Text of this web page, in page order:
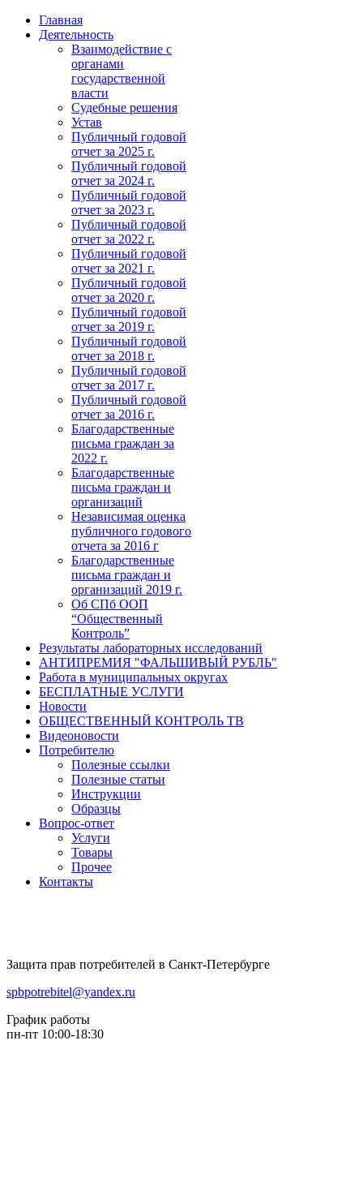
Главная
Деятельность
Взаимодействие с
органами
государственной
власти
Судебные решения
Устав
Публичный годовой
отчет за 2025 г.
Публичный годовой
отчет за 2024 г.
Публичный годовой
отчет за 2023 г.
Публичный годовой
отчет за 2022 г.
Публичный годовой
отчет за 2021 г.
Публичный годовой
отчет за 2020 г.
Публичный годовой
отчет за 2019 г.
Публичный годовой
отчет за 2018 г.
Публичный годовой
отчет за 2017 г.
Публичный годовой
отчет за 2016 г.
Благодарственные
письма граждан за
2022 г.
Благодарственные
письма граждан и
организаций
Независимая оценка
публичного годового
отчета за 2016 г
Благодарственные
письма граждан и
организаций 2019 г.
Об СПб ООП
“Общественный
Контроль”
Результаты лабораторных исследований
АНТИПРЕМИЯ "ФАЛЬШИВЫЙ РУБЛЬ"
Работа в муниципальных округах
БЕСПЛАТНЫЕ УСЛУГИ
Новости
ОБЩЕСТВЕННЫЙ КОНТРОЛЬ ТВ
Видеоновости
Потребителю
Полезные ссылки
Полезные статьи
Инструкции
Образцы
Вопрос-ответ
Услуги
Товары
Прочее
Контакты
Защита прав потребителей в Санкт-Петербурге
spbpotrebitel@yandex.ru
График работы
пн-пт 10:00-18:30